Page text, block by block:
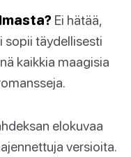
Ei hätää,
sopii täydellisesti
kaikkia maagisia
elokuvaa
versioita.